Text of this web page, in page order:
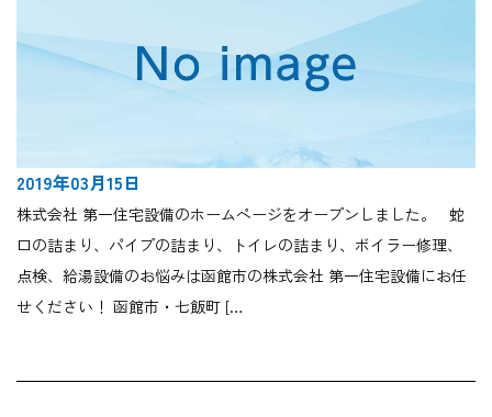
2019年03月15日
株式会社 第一住宅設備のホームページをオープンしました。 蛇
口の詰まり、パイプの詰まり、トイレの詰まり、ボイラー修理、
点検、給湯設備のお悩みは函館市の株式会社 第一住宅設備にお任
せください！ 函館市・七飯町 […